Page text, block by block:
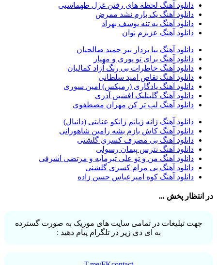
مهدی جهانی39
احمد سعیدی39
امین فیاض39
حامد همایون38
بهنام صفوی
شادمهر عقیلی37
پیوند36
راغب36
رضا شیری36
علی زند وکیلی35
علی عباسی33
علی زارعی33
علی ارشدی
33
سینا شعبانخانی32
سیامک عباسی32
حمید هیراد32
شهرام شکوهی32
امین رستمی31
احمد صفایی31
یاسر محمودی31
حجت درولی
رضایا
31
مجید رضوی29
دانلود آهنگ لحظه های رفتن غزل طهماسبی
دانلود آهنگ یک بارم نشد ممرض
دانلود آهنگ یه تنه یوسف بهراد
دانلود آهنگ عزیزم نوان
دانلود آهنگ بیا بردار ببر حمید صالحیان
دانلود آهنگ برای تو پوری و مهیار
دانلود آهنگ خاطرات بی رنگ آزاد کمالیان
دانلود آهنگ تقاص امید سلطانی
دانلود آهنگ یادگاری (رمیکس) امین سوری
دانلود آهنگ گلینلیک افشین آذری
دانلود آهنگ لب تر کن مهران مصطفوی
دانلود آهنگ ژانه ژیانم زانکو عنایتی (دانیال)
دانلود آهنگ کاش بازم بشه رامین شاهورانی
دانلود آهنگ بی مصرف کسری گلشنی
دانلود آهنگ نترس پیمان رسولی
دانلود آهنگ من و تو علی تیرمایه و مرتضی اشرفی
دانلود آهنگ بی مرام کسری گلشنی
دانلود آهنگ کوه امیرعباس حسن زاده
در انتظار پخش ...
جهت تبلیغات در تمامی سایت های موزیک به صورت گسترده
به ای دی زیر در تلگرام پیام دهید :